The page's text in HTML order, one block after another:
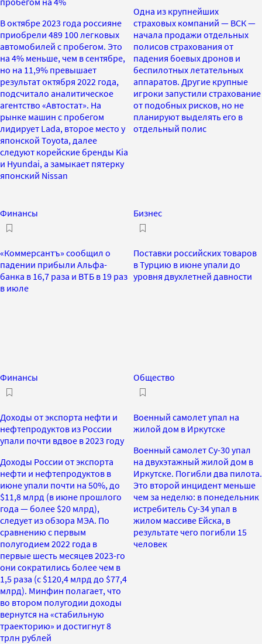
В октябре 2023 года россияне
приобрели 489 100 легковых
автомобилей с пробегом. Это
на 4% меньше, чем в сентябре,
но на 11,9% превышает
результат октября 2022 года,
подсчитало аналитическое
агентство «Автостат». На
рынке машин с пробегом
лидирует Lada, второе место у
японской Toyota, далее
следуют корейские бренды Kia
и Hyundai, а замыкает пятерку
японский Nissan
Одна из крупнейших
страховых компаний — ВСК —
начала продажи отдельных
полисов страхования от
падения боевых дронов и
беспилотных летательных
аппаратов. Другие крупные
игроки запустили страхование
от подобных рисков, но не
планируют выделять его в
отдельный полис
Финансы
«Коммерсантъ» сообщил о
падении прибыли Альфа-
банка в 16,7 раза и ВТБ в 19 раз
в июле
Бизнес
Поставки российских товаров
в Турцию в июне упали до
уровня двухлетней давности
Финансы
Доходы от экспорта нефти и
нефтепродуктов из России
упали почти вдвое в 2023 году
Доходы России от экспорта
нефти и нефтепродуктов в
июне упали почти на 50%, до
$11,8 млрд (в июне прошлого
года — более $20 млрд),
следует из обзора МЭА. По
сравнению с первым
полугодием 2022 года в
первые шесть месяцев 2023-го
они сократились более чем в
1,5 раза (с $120,4 млрд до $77,4
млрд). Минфин полагает, что
во втором полугодии доходы
вернутся на «стабильную
траекторию» и достигнут 8
трлн рублей
Общество
Военный самолет упал на
жилой дом в Иркутске
Военный самолет Су-30 упал
на двухэтажный жилой дом в
Иркутске. Погибли два пилота.
Это второй инцидент меньше
чем за неделю: в понедельник
истребитель Су-34 упал в
жилом массиве Ейска, в
результате чего погибли 15
человек